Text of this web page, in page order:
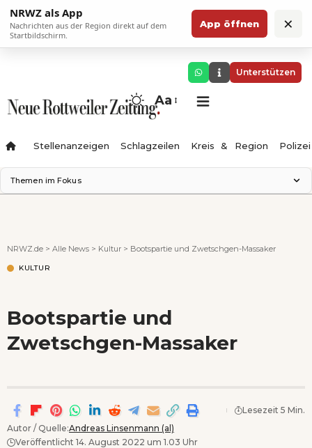
NRWZ als App
Nachrichten aus der Region direkt auf dem
Startbildschirm.
App öffnen ×
Unterstützen
Aa
Stellenanzeigen Schlagzeilen Kreis & Region Polizei
Themen im Fokus
Ferienzauber '26
Testturm
Wenn Orte erzählen ...
NRWZ.de > Alle News > Kultur > Bootspartie und Zwetschgen-Massaker
KULTUR
Bootspartie und
Zwetschgen-Massaker
Autor / Quelle:Andreas Linsenmann (al)
Veröffentlicht 14. August 2022 um 1.03 Uhr
Lesezeit 5 Min.